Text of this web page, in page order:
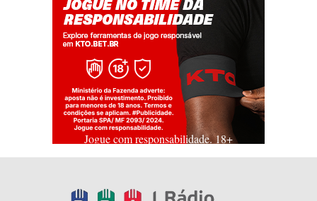
Jogue com responsabilidade. 18+